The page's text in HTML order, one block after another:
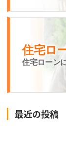
住宅ロ
住宅ローン
最近の投稿